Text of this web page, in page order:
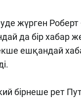
жүрген
да бір хабар
ешқандай
бірнеше рет